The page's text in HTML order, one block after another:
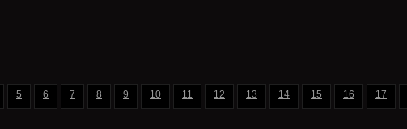
5 6 7 8 9 10 11 12 13 14 15 16 17